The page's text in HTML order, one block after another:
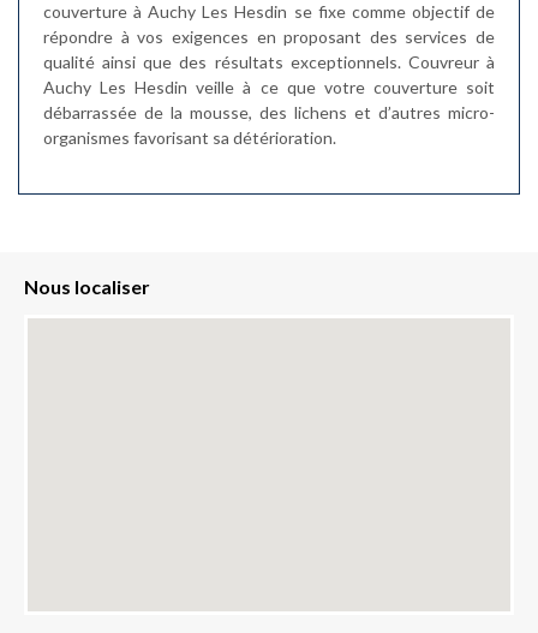
couverture à Auchy Les Hesdin se fixe comme objectif de
répondre à vos exigences en proposant des services de
qualité ainsi que des résultats exceptionnels. Couvreur à
Auchy Les Hesdin veille à ce que votre couverture soit
débarrassée de la mousse, des lichens et d’autres micro-
organismes favorisant sa détérioration.
Nous localiser